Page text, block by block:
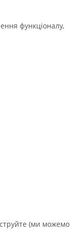
функціоналу,
(ми можемо